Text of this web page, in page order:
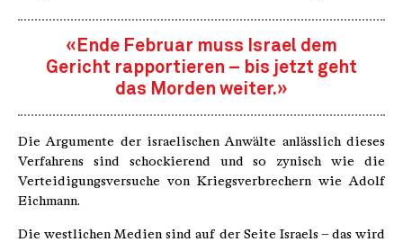
«Ende Februar muss Israel dem
Gericht rapportieren – bis jetzt geht
das Morden weiter.»
Die Argumente der israelischen Anwälte anlässlich dieses
Verfahrens sind schockierend und so zynisch wie die
Verteidigungsversuche von Kriegsverbrechern wie Adolf
Eichmann.
Die westlichen Medien sind auf der Seite Israels – das wird